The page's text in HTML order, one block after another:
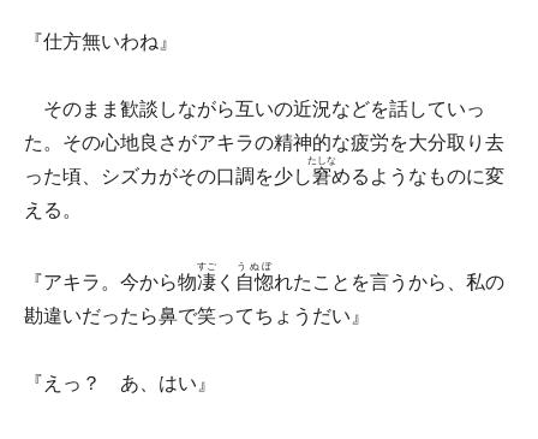
『仕方無いわね』
そのまま歓談しながら互いの近況などを話していっ
た。その心地良さがアキラの精神的な疲労を大分取り去
った頃、シズカがその口調を少し窘
たしな
めるようなものに変
える。
『アキラ。今から物凄
すご
く 自惚
うぬぼ
れたことを言うから、私の
勘違いだったら鼻で笑ってちょうだい』
『えっ？ あ、はい』